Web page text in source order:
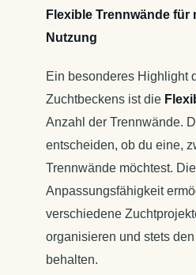
Flexible Trennwände für
Nutzung
Ein besonderes Highlight
Zuchtbeckens ist die
Anzahl der Trennwände.
entscheiden, ob du eine,
Trennwände möchtest.
Anpassungsfähigkeit
verschiedene
organisieren und stets
behalten.